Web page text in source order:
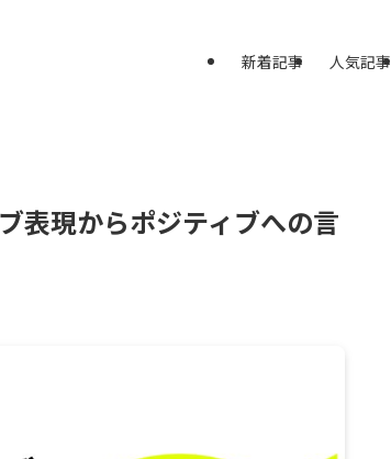
新着記事 人気記事
表現からポジティブへの言